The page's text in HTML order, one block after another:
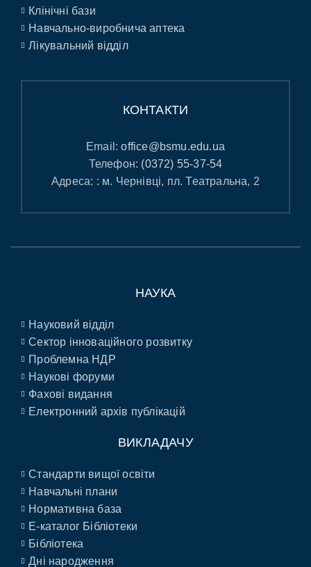
Клінічні бази
Навчально-виробнича аптека
Лікувальний відділ
КОНТАКТИ
Email:office@bsmu.edu.ua
Телефон: (0372) 55-37-54
Адреса: : м. Чернівці, пл. Театральна, 2
НАУКА
Науковий відділ
Сектор інноваційного розвитку
Проблемна НДР
Наукові форуми
Фахові видання
Електронний архів публікацій
ВИКЛАДАЧУ
Стандарти вищої освіти
Навчальні плани
Нормативна база
E-каталог Бібліотеки
Бібліотека
Дні народження